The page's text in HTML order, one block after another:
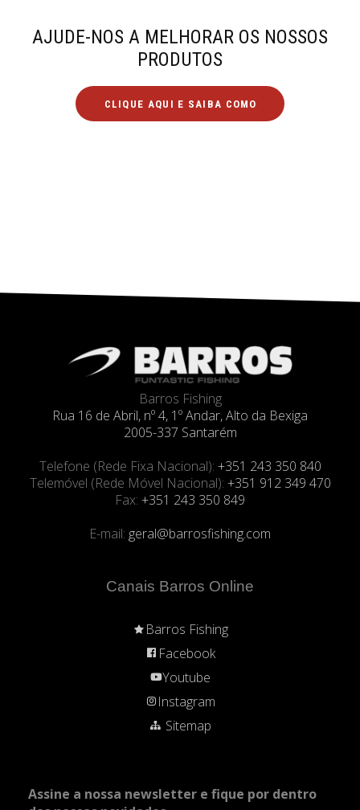
AJUDE-NOS A MELHORAR OS NOSSOS
PRODUTOS
CLIQUE AQUI E SAIBA COMO
Barros Fishing
Rua 16 de Abril, nº 4, 1º Andar, Alto da Bexiga
2005-337 Santarém
Telefone (Rede Fixa Nacional): +351 243 350 840
Telemóvel (Rede Móvel Nacional): +351 912 349 470
Fax: +351 243 350 849
E-mail: geral@barrosfishing.com
Canais Barros Online
Barros Fishing
Facebook
Youtube
Instagram
Sitemap
Assine a nossa newsletter e fique por dentro